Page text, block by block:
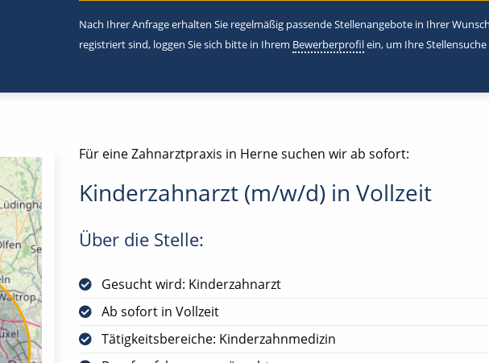
Nach Ihrer Anfrage erhalten Sie regelmäßig passende Stellenangebote in Ihrer
registriert sind, loggen Sie sich bitte in Ihrem Bewerberprofilein, um Ihre
Für eine Zahnarztpraxis in Herne suchen wir ab sofort:
Kinderzahnarzt (m/w/d) in Vollzeit
Über die Stelle:
Gesucht wird: Kinderzahnarzt
Ab sofort in Vollzeit
Tätigkeitsbereiche: Kinderzahnmedizin